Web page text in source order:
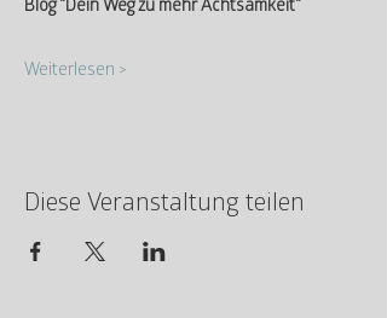
Blog "Dein Weg zu mehr Achtsamkeit"
Weiterlesen >
Diese Veranstaltung teilen